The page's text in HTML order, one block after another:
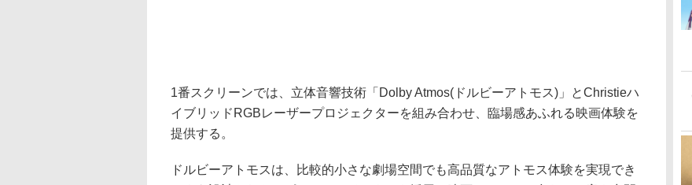
1番スクリーンでは、立体音響技術「Dolby Atmos(ドルビーアトモス)」とChristieハ
イブリッドRGBレーザープロジェクターを組み合わせ、臨場感あふれる映画体験を
提供する。
ドルビーアトモスは、比較的小さな劇場空間でも高品質なアトモス体験を実現でき